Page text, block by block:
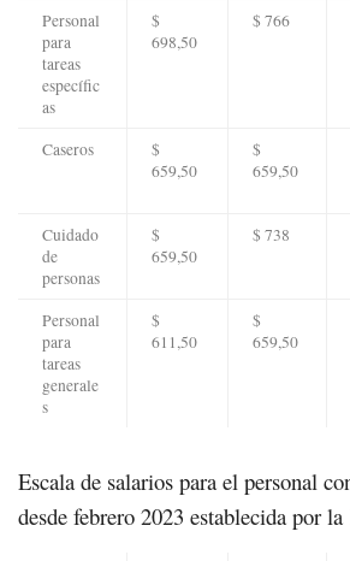
Personal
para
tareas
específic
as
$
698,50
$ 766
Caseros
$
659,50
$
659,50
Cuidado
de
personas
$
659,50
$ 738
Personal
para
tareas
generale
s
$
611,50
$
659,50
Escala de salarios para el personal
desde febrero 2023 establecida por la